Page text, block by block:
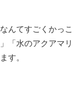
んてすごくかっこ
「水のアクアマリ
す。